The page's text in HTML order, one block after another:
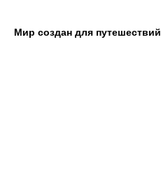
Мир создан для путешествий